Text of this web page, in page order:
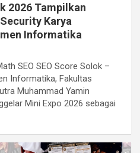
2026 Tampilkan
Karya
Informatika
SEO SEO Score Solok –
Informatika, Fakultas
Muhammad Yamin
Mini Expo 2026 sebagai